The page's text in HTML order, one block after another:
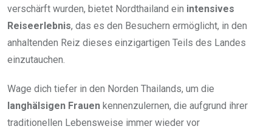
verschärft wurden, bietet Nordthailand ein intensives
Reiseerlebnis, das es den Besuchern ermöglicht, in den
anhaltenden Reiz dieses einzigartigen Teils des Landes
einzutauchen.
Wage dich tiefer in den Norden Thailands, um die
langhälsigen Frauen kennenzulernen, die aufgrund ihrer
traditionellen Lebensweise immer wieder vor